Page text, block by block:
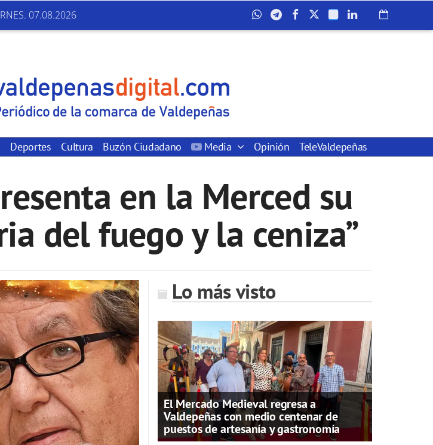
07.08.2026
Deportes Cultura Buzón Ciudadano Media Opinión TeleValdepeñas
en la Merced su
del fuego y la ceniza”
Lo más visto
El Mercado Medieval regresa a
Valdepeñas con medio centenar de
puestos de artesanía y gastronomía